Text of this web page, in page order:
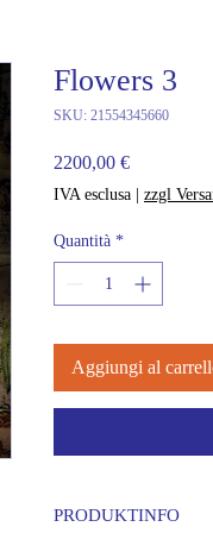
Flowers 3
SKU: 21554345660
2200,00 €Prezzo
IVA esclusa zzgl
Quantità *
Aggiungi al
PRODUKTINFO